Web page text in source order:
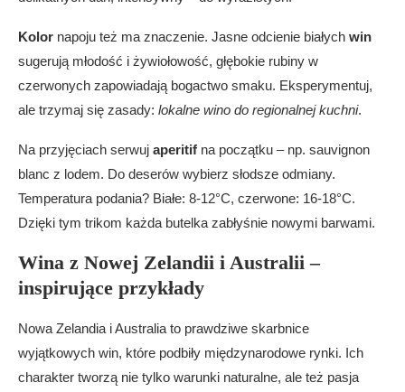
Kolor napoju też ma znaczenie. Jasne odcienie białych win
sugerują młodość i żywiołowość, głębokie rubiny w
czerwonych zapowiadają bogactwo smaku. Eksperymentuj,
ale trzymaj się zasady: lokalne wino do regionalnej kuchni.
Na przyjęciach serwuj aperitif na początku – np. sauvignon
blanc z lodem. Do deserów wybierz słodsze odmiany.
Temperatura podania? Białe: 8-12°C, czerwone: 16-18°C.
Dzięki tym trikom każda butelka zabłyśnie nowymi barwami.
Wina z Nowej Zelandii i Australii –
inspirujące przykłady
Nowa Zelandia i Australia to prawdziwe skarbnice
wyjątkowych win, które podbiły międzynarodowe rynki. Ich
charakter tworzą nie tylko warunki naturalne, ale też pasja